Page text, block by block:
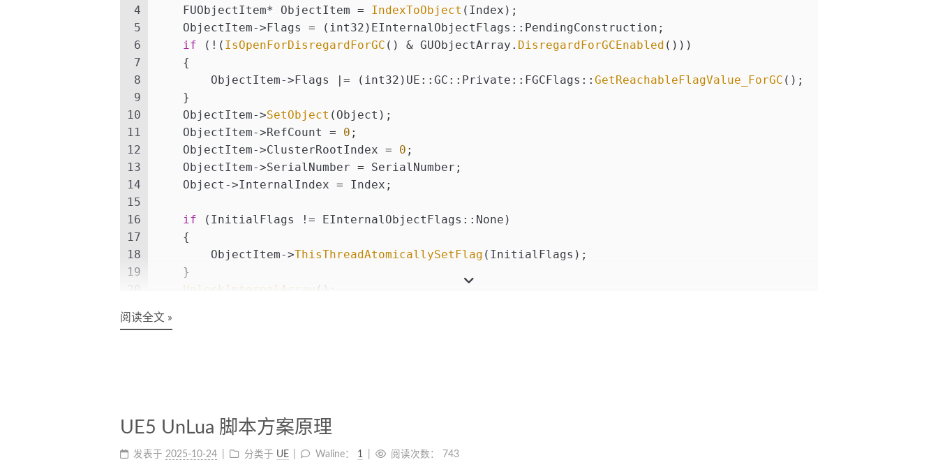
4
5
6
7
8
9
10
11
12
13
14
15
16
17
18
19
20
    FUObjectItem* ObjectItem =
IndexToObject (Index);
    ObjectItem->Flags = (int32)EInternalObjectFlags::PendingConstruction;
if (!( IsOpenForDisregardForGC () & GUObjectArray. DisregardForGCEnabled ()))
    {
        ObjectItem->Flags |= (int32)UE::GC::Private::FGCFlags::
GetReachableFlagValue_ForGC ();
    }
    ObjectItem->
SetObject (Object);
    ObjectItem->RefCount =
0 ;
    ObjectItem->ClusterRootIndex =
0 ;
    ObjectItem->SerialNumber = SerialNumber;
    Object->InternalIndex = Index;
if (InitialFlags != EInternalObjectFlags::None)
    {
        ObjectItem->
ThisThreadAtomicallySetFlag (InitialFlags);
    }
UnlockInternalArray ();
阅读全文 »
UE5 UnLua 脚本方案原理
发表于 2025-10-24 分类于 UE Waline： 1 阅读次数： 743